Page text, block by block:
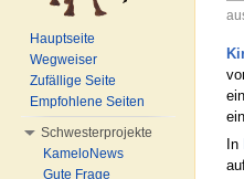
In
Hauptseite
Wegweiser
Zufällige Seite
Empfohlene Seiten
Schwesterprojekte
KameloNews
Gute Frage